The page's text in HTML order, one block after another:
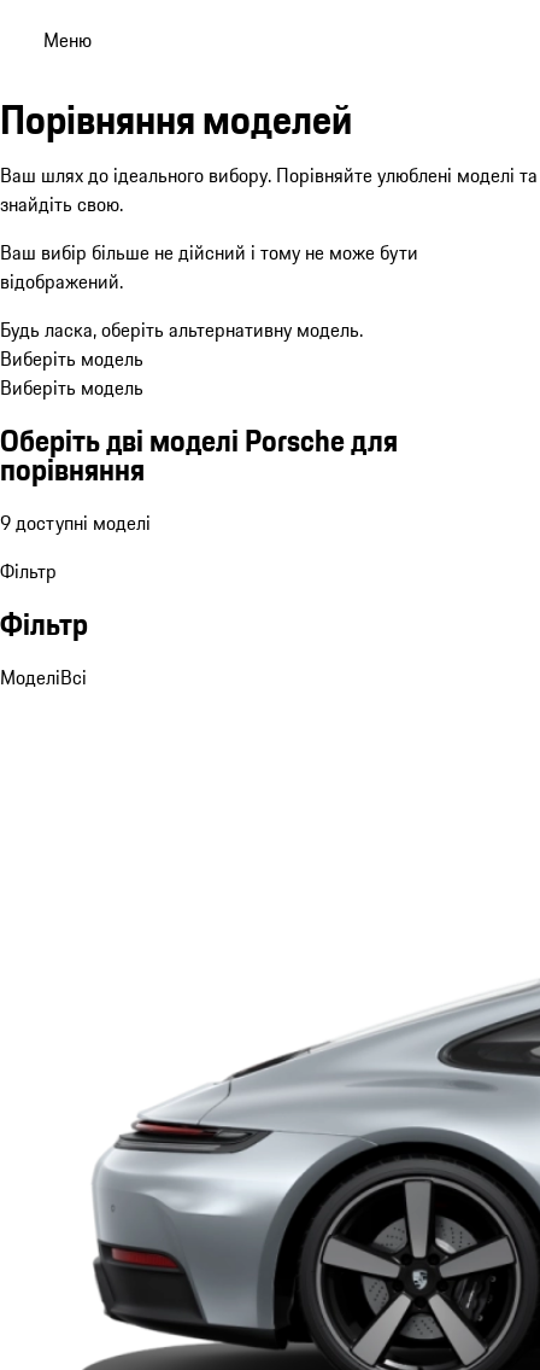
Меню
Порівняння моделей
Ваш шлях до ідеального вибору. Порівняйте улюблені моделі та
знайдіть свою.
Ваш вибір більше не дійсний і тому не може бути
відображений.
Будь ласка, оберіть альтернативну модель.
Виберіть модель
Виберіть модель
Оберіть дві моделі Porsche для
порівняння
9 доступні моделі
Фільтр
Фільтр
МоделіВсі